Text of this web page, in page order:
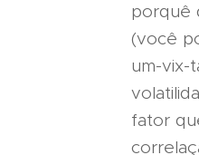
porquê
(você
um-vix-
fator